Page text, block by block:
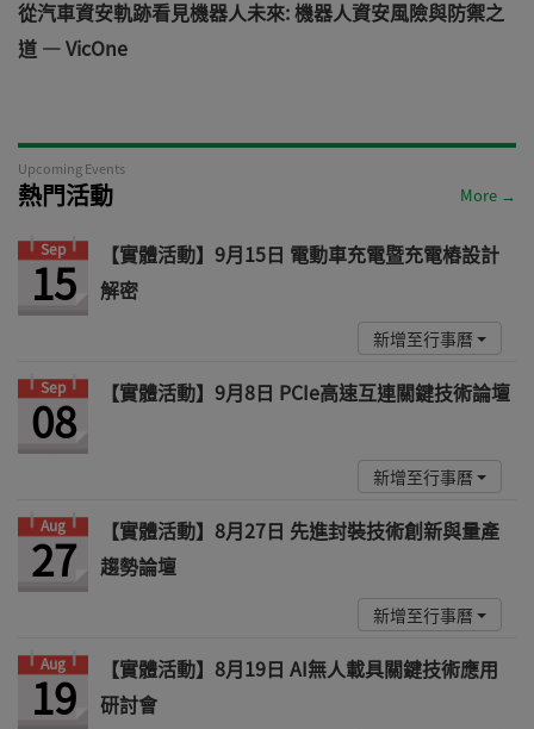
從汽車資安軌跡看見機器人未來: 機器人資安風險與防禦之
道 — VicOne
Upcoming Events
熱門活動 More →
Sep
15
【實體活動】9月15日 電動車充電暨充電樁設計
解密
新增至行事曆
Sep
08 【實體活動】9月8日 PCIe高速互連關鍵技術論壇
新增至行事曆
Aug
27
【實體活動】8月27日 先進封裝技術創新與量產
趨勢論壇
新增至行事曆
Aug
19
【實體活動】8月19日 AI無人載具關鍵技術應用
研討會